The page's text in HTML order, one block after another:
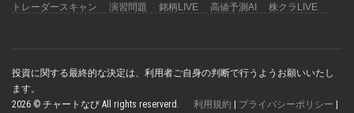
トレーダースキャン 演習問題 銘柄LIVE 高値予測AI 株クラLIVE
投資に関する最終的な決定は、利用者ご自身の判断で行うようお願いいたし
ます。
2026 © チャートなび All rights reserverd. 利用規約 | プライバシーポリシー |